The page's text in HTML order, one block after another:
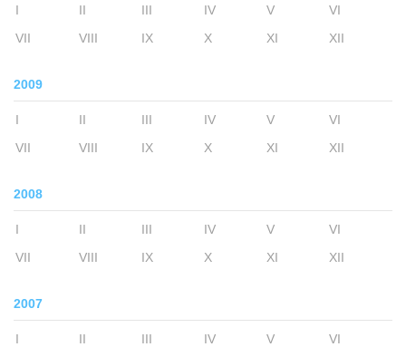
I II III IV V
VI
VII
VIII IX X XI XII
2009
I II III IV V
VI
VII
VIII IX X XI XII
2008
I II III IV V
VI
VII
VIII IX X XI XII
2007
I II III IV V
VI